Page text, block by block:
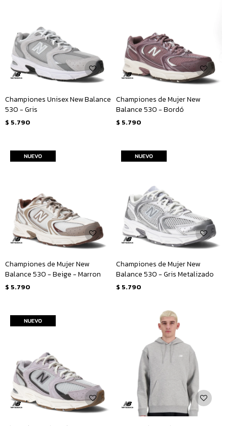
Championes Unisex New Balance
530 - Gris
$ 5.790
Championes de Mujer New
Balance 530 - Bordó
$ 5.790
Championes de Mujer New
Balance 530 - Beige - Marron
$ 5.790
Championes de Mujer New
Balance 530 - Gris Metalizado
$ 5.790